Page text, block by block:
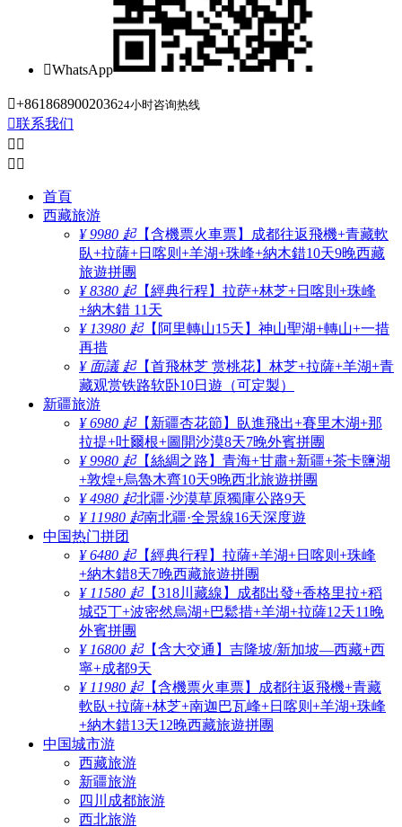
WhatsApp
+861868900203624小时咨询热线
联系我们
 
 
首頁
西藏旅游
¥ 9980 起【含機票火車票】成都往返飛機+青藏軟
臥+拉薩+日喀则+羊湖+珠峰+納木錯10天9晚西藏
旅遊拼團
¥ 8380 起【經典行程】拉萨+林芝+日喀則+珠峰
+納木錯 11天
¥ 13980 起【阿里轉山15天】神山聖湖+轉山+一措
再措
¥ 面議 起【首飛林芝 赏桃花】林芝+拉薩+羊湖+青
藏观赏铁路软卧10日遊（可定製）
新疆旅游
¥ 6980 起【新疆杏花節】臥進飛出+賽里木湖+那
拉提+吐爾根+圖開沙漠8天7晚外賓拼團
¥ 9980 起【絲綢之路】青海+甘肅+新疆+茶卡鹽湖
+敦煌+烏魯木齊10天9晚西北旅遊拼團
¥ 4980 起北疆·沙漠草原獨庫公路9天
¥ 11980 起南北疆·全景線16天深度遊
中国热门拼团
¥ 6480 起【經典行程】拉薩+羊湖+日喀则+珠峰
+納木錯8天7晚西藏旅遊拼團
¥ 11580 起【318川藏線】成都出發+香格里拉+稻
城亞丁+波密然烏湖+巴鬆措+羊湖+拉薩12天11晚
外賓拼團
¥ 16800 起【含大交通】吉隆坡/新加坡—西藏+西
寧+成都9天
¥ 11980 起【含機票火車票】成都往返飛機+青藏
軟臥+拉薩+林芝+南迦巴瓦峰+日喀则+羊湖+珠峰
+納木錯13天12晚西藏旅遊拼團
中国城市游
西藏旅游
新疆旅游
四川成都旅游
西北旅游